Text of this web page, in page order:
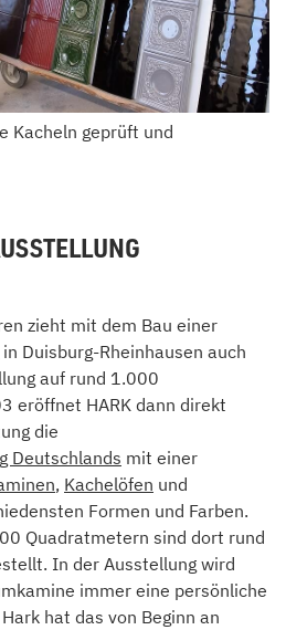
Kacheln geprüft und
D
zieht mit dem Bau einer
Duisburg-Rheinhausen auch
auf rund 1.000
eröffnet HARK dann direkt
die
Deutschlands mit einer
, Kachelöfen und
Formen und Farben.
Quadratmetern sind dort rund
In der Ausstellung wird
immer eine persönliche
hat das von Beginn an